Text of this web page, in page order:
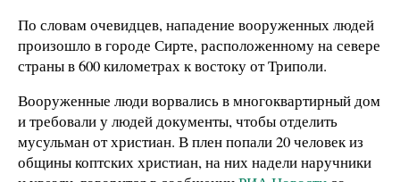
По словам очевидцев, нападение вооруженных людей
произошло в городе Сирте, расположенному на севере
страны в 600 километрах к востоку от Триполи.
Вооруженные люди ворвались в многоквартирный дом
и требовали у людей документы, чтобы отделить
мусульман от христиан. В плен попали 20 человек из
общины коптских христиан, на них надели наручники